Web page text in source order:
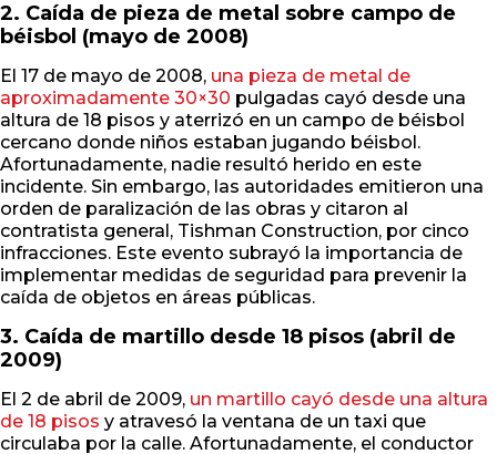
2. Caída de pieza de metal sobre campo de
béisbol (mayo de 2008)
El 17 de mayo de 2008, una pieza de metal de
aproximadamente 30×30 pulgadas cayó desde una
altura de 18 pisos y aterrizó en un campo de béisbol
cercano donde niños estaban jugando béisbol.
Afortunadamente, nadie resultó herido en este
incidente. Sin embargo, las autoridades emitieron una
orden de paralización de las obras y citaron al
contratista general, Tishman Construction, por cinco
infracciones. Este evento subrayó la importancia de
implementar medidas de seguridad para prevenir la
caída de objetos en áreas públicas.
3. Caída de martillo desde 18 pisos (abril de
2009)
El 2 de abril de 2009, un martillo cayó desde una altura
de 18 pisos y atravesó la ventana de un taxi que
circulaba por la calle. Afortunadamente, el conductor